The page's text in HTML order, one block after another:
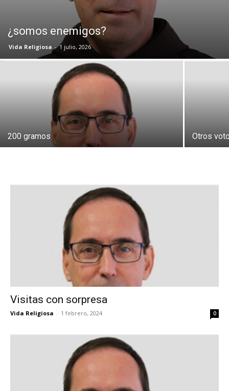
¿somos enemigos?
Vida Religiosa - 1 julio, 2026
200 gramos Otros
Visitas con sorpresa
Vida Religiosa - 1 febrero, 2024 0